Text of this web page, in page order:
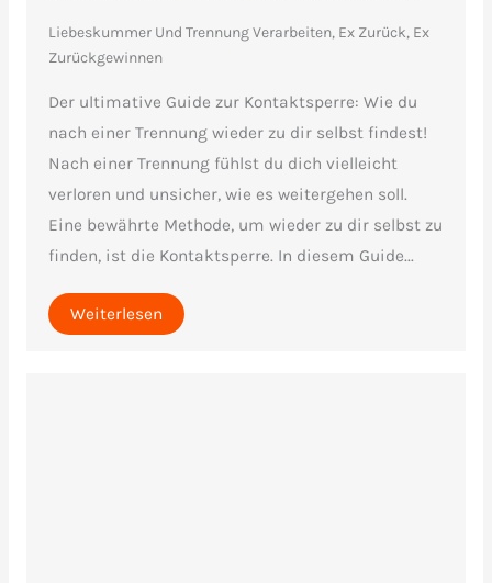
Liebeskummer Und Trennung Verarbeiten, Ex Zurück, Ex
Zurückgewinnen
Der ultimative Guide zur Kontaktsperre: Wie du
nach einer Trennung wieder zu dir selbst findest!
Nach einer Trennung fühlst du dich vielleicht
verloren und unsicher, wie es weitergehen soll.
Eine bewährte Methode, um wieder zu dir selbst zu
finden, ist die Kontaktsperre. In diesem Guide...
Weiterlesen